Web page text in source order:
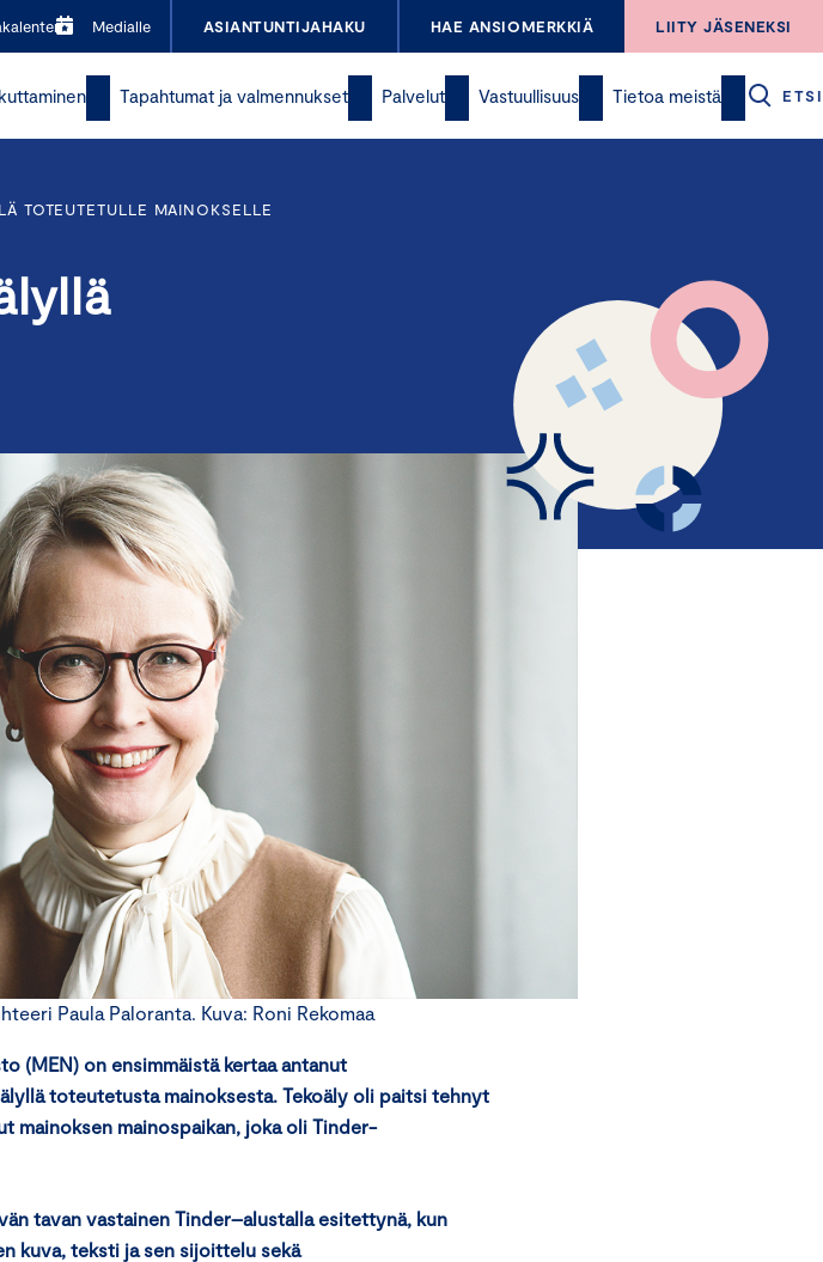
Medialle ASIANTUNTIJAHAKU HAE ANSIOMERKKIÄ LIITY JÄSENEKSI
Tapahtumat ja valmennukset Palvelut Vastuullisuus Tietoa meistä ETSI
TOTEUTETULLE MAINOKSELLE
Paula Paloranta. Kuva: Roni Rekomaa
(MEN) on ensimmäistä kertaa antanut
toteutetusta mainoksesta. Tekoäly oli paitsi tehnyt
mainoksen mainospaikan, joka oli Tinder-
tavan vastainen Tinder–alustalla esitettynä, kun
kuva, teksti ja sen sijoittelu sekä